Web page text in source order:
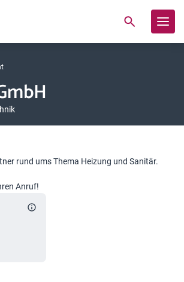
rund ums Thema Heizung und Sanitär.
Anruf!